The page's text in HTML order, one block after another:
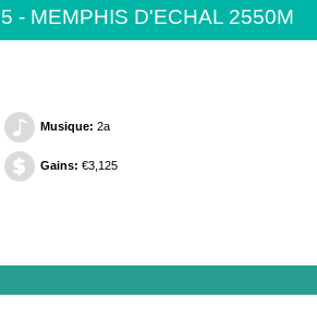
- MEMPHIS D'ECHAL 2550M
Musique: 2a
Gains: €3,125